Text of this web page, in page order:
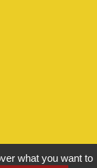
what you want to